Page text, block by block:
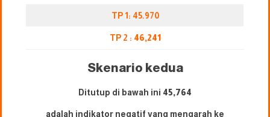
TP 1: 45.970
TP 2 : 46,241
Skenario kedua
Ditutup di bawah ini 45,764
adalah indikator negatif yang mengarah ke